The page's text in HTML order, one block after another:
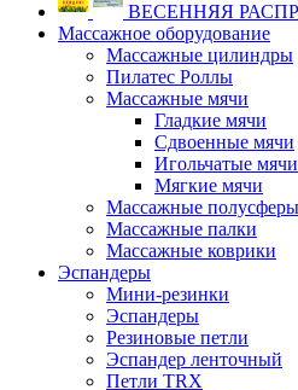
ВЕСЕННЯЯ
Массажное оборудование
Массажные цилиндры
Пилатес Роллы
Массажные мячи
Гладкие мячи
Сдвоенные мячи
Игольчатые мячи
Мягкие мячи
Массажные полусферы
Массажные палки
Массажные коврики
Эспандеры
Мини-резинки
Эспандеры
Резиновые петли
Эспандер ленточный
Петли TRX